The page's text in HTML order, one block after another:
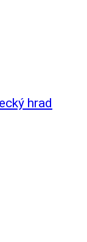
hrad